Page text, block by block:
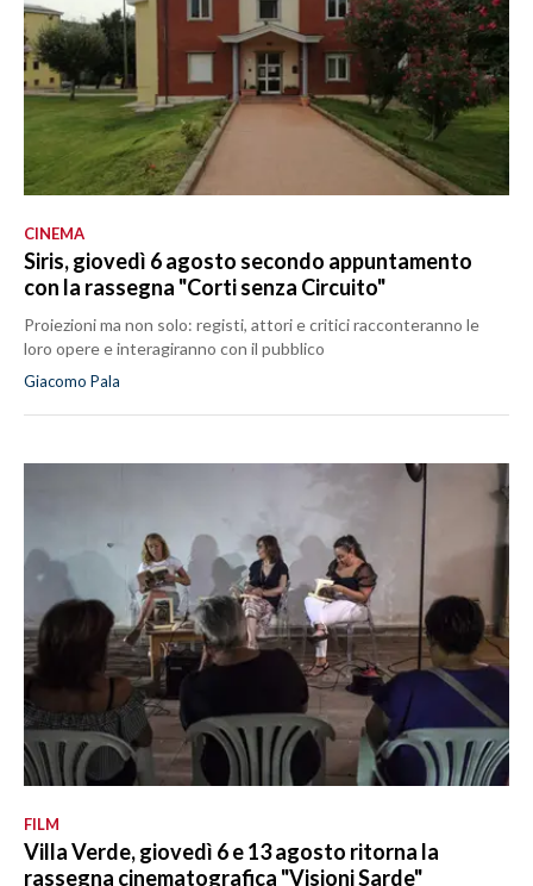
CINEMA
Siris, giovedì 6 agosto secondo appuntamento
con la rassegna "Corti senza Circuito"
Proiezioni ma non solo: registi, attori e critici racconteranno le
loro opere e interagiranno con il pubblico
Giacomo Pala
FILM
Villa Verde, giovedì 6 e 13 agosto ritorna la
rassegna cinematografica "Visioni Sarde"